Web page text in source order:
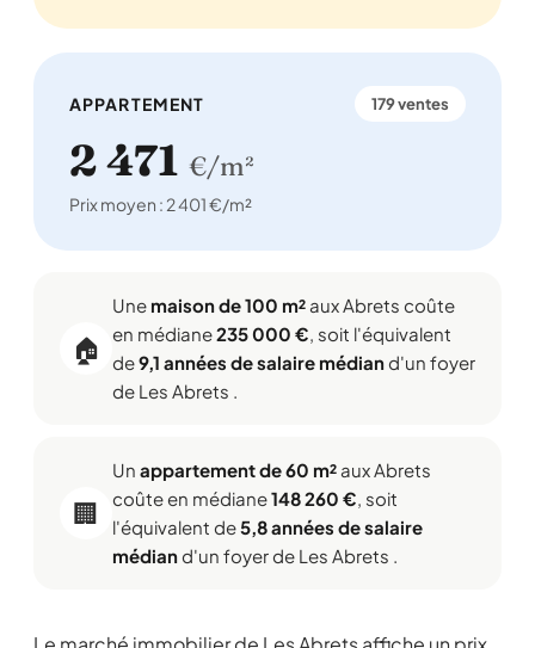
APPARTEMENT 179 ventes
2 471 €/m²
Prix moyen : 2 401 €/m²
🏠
Une maison de 100 m² aux Abrets coûte
en médiane235 000 €, soit l'équivalent
de9,1 années de salaire médiand'un foyer
de Les Abrets .
🏢
Un appartement de 60 m² aux Abrets
coûte en médiane148 260 €, soit
l'équivalent de5,8 années de salaire
médiand'un foyer de Les Abrets .